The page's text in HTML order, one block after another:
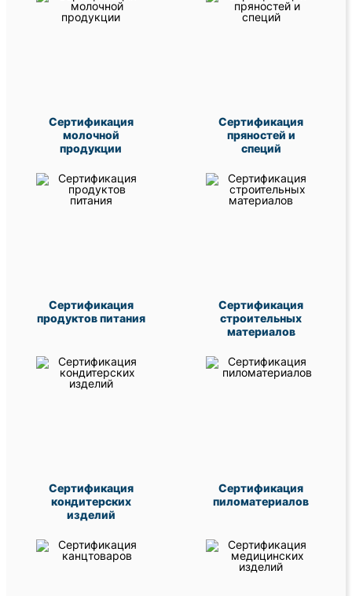
Сертификация
молочной
продукции
Сертификация
пряностей и
специй
Сертификация
продуктов питания
Сертификация
строительных
материалов
Сертификация
кондитерских
изделий
Сертификация
пиломатериалов